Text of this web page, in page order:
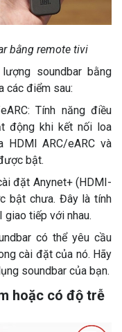
bằng remote tivi
soundbar bằng
các điểm sau:
Tính năng điều
động khi kết nối loa
HDMI ARC/eARC và
bật.
đặt Anynet+ (HDMI-
bật chưa. Đây là tính
tiếp với nhau.
có thể yêu cầu
cài đặt của nó. Hãy
soundbar của bạn.
hoặc có độ trễ